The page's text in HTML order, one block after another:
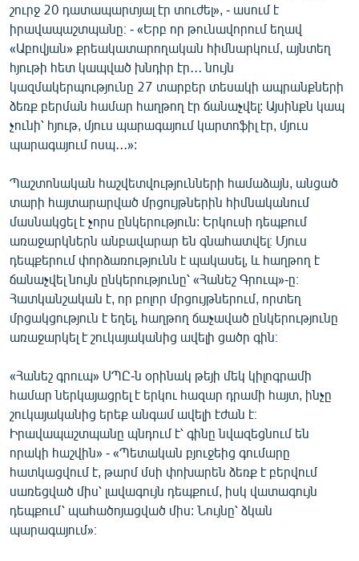
«Ազատության» բոլոր կայքերը
շուրջ 20 դատապարտյալ էր տուժել», - ասում է
իրավապաշտպանը։ - «Երբ որ թունավորում եղավ
«Աբովյան» քրեակատարողական հիմնարկում, այնտեղ
հյութի հետ կապված խնդիր էր․․․ նույն
կազմակերպությունը 27 տարբեր տեսակի ապրանքների
ձեռք բերման համար հաղթող էր ճանաչվել: Այսինքն կապ
չունի՝ հյութ, մյուս պարագայում կարտոֆիլ էր, մյուս
պարագայում ոսպ․․․»:
Պաշտոնական հաշվետվությունների համաձայն, անցած
տարի հայտարարված մրցույթներին հիմնականում
մասնակցել է չորս ընկերություն: Երկուսի դեպքում
առաջարկներն անբավարար են գնահատվել։ Մյուս
դեպքերում փորձառությունն է պակասել, և հաղթող է
ճանաչվել նույն ընկերությունը՝ «Հանեշ Գրուպ»-ը։
Հատկանշական է, որ բոլոր մրցույթներում, որտեղ
մրցակցություն է եղել, հաղթող ճաչաված ընկերությունը
առաջարկել է շուկայականից ավելի ցածր գին։
«Հանեշ գրուպ» ՍՊԸ-ն օրինակ թեյի մեկ կիլոգրամի
համար ներկայացրել է երկու հազար դրամի հայտ, ինչը
շուկայականից երեք անգամ ավելի էժան է։
Իրավապաշտպանը պնդում է՝ գինը նվազեցնում են
որակի հաշվին» - «Պետական բյուջեից գումարը
հատկացվում է, թարմ մսի փոխարեն ձեռք է բերվում
սառեցված միս՝ լավագույն դեպքում, իսկ վատագույն
դեպքում՝ պահածոյացված միս: Նույնը՝ ձկան
պարագայում»։